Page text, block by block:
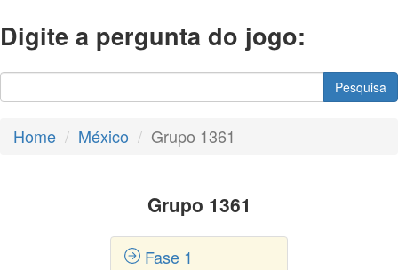
Digite a pergunta do jogo:
Pesquisa
Home México Grupo 1361
Grupo 1361
Fase 1